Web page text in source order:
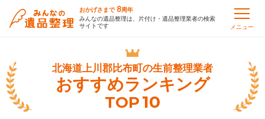
おかげさまで 8周年
みんなの遺品整理は、片付け・遺品整理業者の検索
サイトです
メニュー
北海道上川郡比布町の生前整理業者
おすすめランキング
TOP10